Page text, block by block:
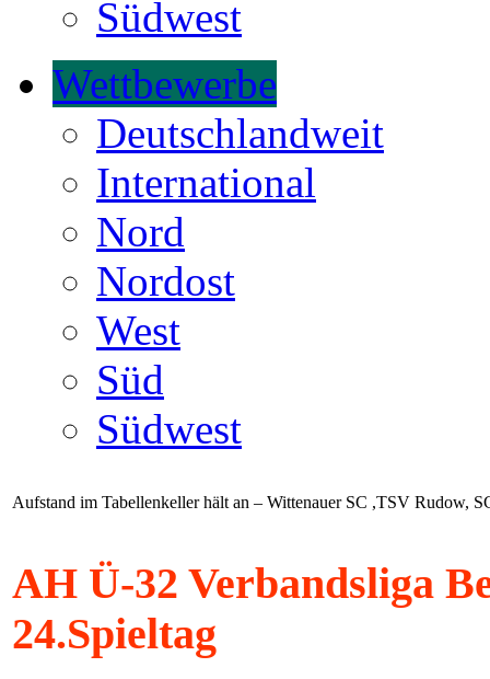
Südwest
Wettbewerbe
Deutschlandweit
International
Nord
Nordost
West
Süd
Südwest
Aufstand im Tabellenkeller hält an – Wittenauer SC ,TSV Rudow,
AH Ü-32 Verbandsliga
24.Spieltag